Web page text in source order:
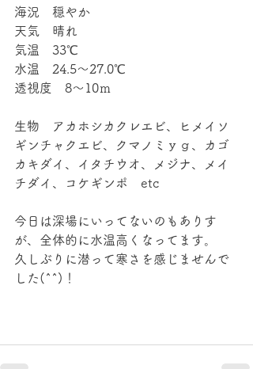
海況　穏やか
天気　晴れ
気温　33℃
水温　24.5～27.0℃
透視度　8～10ｍ
生物　アカホシカクレエビ、ヒメイソ
ギンチャクエビ、クマノミｙｇ、カゴ
カキダイ、イタチウオ、メジナ、メイ
チダイ、コケギンポ　etc
今日は深場にいってないのもありす
が、全体的に水温高くなってます。
久しぶりに潜って寒さを感じませんで
した(^^)！